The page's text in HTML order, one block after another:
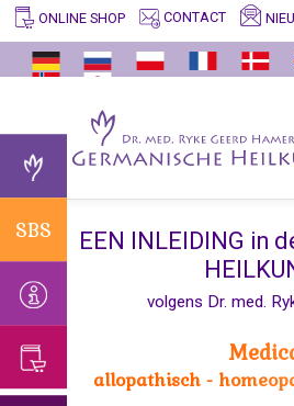
ONLINE SHOP CONTACT
SBS
INFO
vertalingen
Overdenking:
vaccinatie
GERMANISCHE
Waarom
Germanische
Heilkunde?
Het
onderscheid
psychologie
Het
SBS
biologische
speciale
programma's
de
natuur
AIDS
Allergieën
Astma
ARCHIEF
Verklaring
betreffende
de
verificatie
in
Trnava
Bevestiging
van
de
Universiteit
VIDEO'S
Habilitatierede
Universiteit
Trnava
Interview
Hamer
1998
Patiënte
van
ONDERWIJSPROGRAMMA
Belangrijke
informatie
Bestaan
zogenaamde
virussen?
ERFAHRUNGSBERICHTE
ONDERSTEUNING
zoek
hulp...
Congressen:
Alternatieve
ENTDECKER
med.
Ryke
Geerd
Hamer
van
Dr.
Hamer
Verjaardagsconcert
EEN INLEIDING in
volgens Dr. med.
allopathisch -